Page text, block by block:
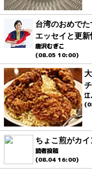
台湾のおめで
エッセイと更新
唐沢むぎこ
(08.05 10:00)
江
ちょこ煎がカ
読者投稿
(08.04 16:00)